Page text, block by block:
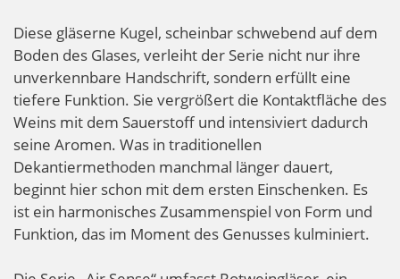
Diese gläserne Kugel, scheinbar schwebend auf dem
Boden des Glases, verleiht der Serie nicht nur ihre
unverkennbare Handschrift, sondern erfüllt eine
tiefere Funktion. Sie vergrößert die Kontaktfläche des
Weins mit dem Sauerstoff und intensiviert dadurch
seine Aromen. Was in traditionellen
Dekantiermethoden manchmal länger dauert,
beginnt hier schon mit dem ersten Einschenken. Es
ist ein harmonisches Zusammenspiel von Form und
Funktion, das im Moment des Genusses kulminiert.